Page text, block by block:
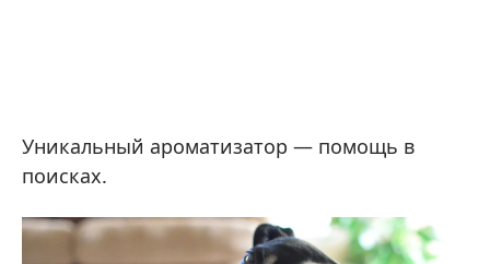
Уникальный ароматизатор — помощь в
поисках.